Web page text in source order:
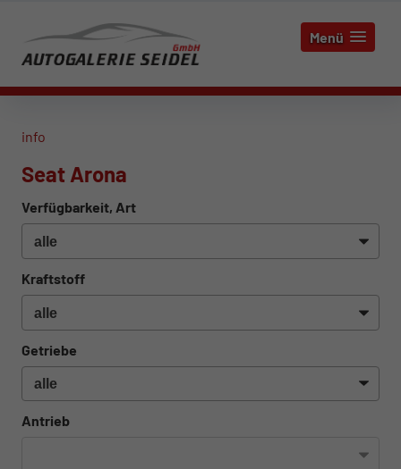
Menü
info
Seat Arona
Verfügbarkeit, Art
Kraftstoff
Getriebe
Antrieb